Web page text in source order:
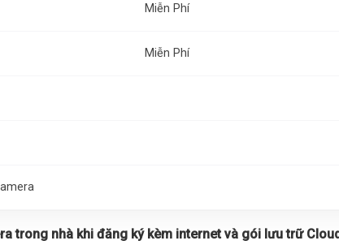
Miễn Phí
Miễn Phí
trong nhà khi đăng ký kèm internet và gói lưu trữ